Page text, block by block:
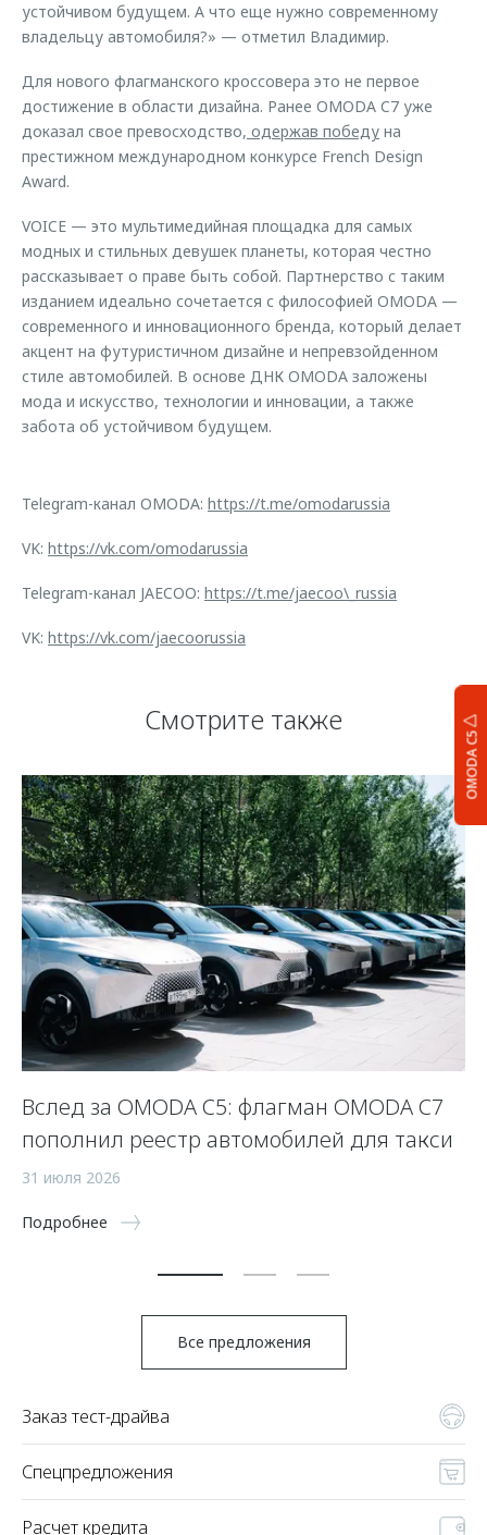
OMODA C5
устойчивом будущем. А что еще нужно современному
владельцу автомобиля?» — отметил Владимир.
Для нового флагманского кроссовера это не первое
достижение в области дизайна. Ранее OMODA C7 уже
доказал свое превосходство, одержав победу на
престижном международном конкурсе French Design
Award.
VOICE — это мультимедийная площадка для самых
модных и стильных девушек планеты, которая честно
рассказывает о праве быть собой. Партнерство с таким
изданием идеально сочетается с философией OMODA —
современного и инновационного бренда, который делает
акцент на футуристичном дизайне и непревзойденном
стиле автомобилей. В основе ДНК OMODA заложены
мода и искусство, технологии и инновации, а также
забота об устойчивом будущем.
Telegram-канал OMODA: https://t.me/omodarussia
VK: https://vk.com/omodarussia
Telegram-канал JAECOO: https://t.me/jaecoo\_russia
VK: https://vk.com/jaecoorussia
Смотрите также
Вслед за OMODA C5: флагман OMODA C7
пополнил реестр автомобилей для такси
31 июля 2026
Подробнее
Все предложения
Заказ тест-драйва
Спецпредложения
Расчет кредита